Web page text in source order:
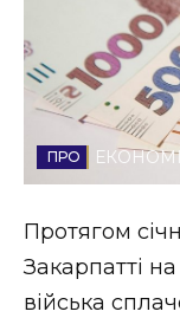
Стиль життя
Втрачений
Втрачений
Протягом
Закарпатті
війська